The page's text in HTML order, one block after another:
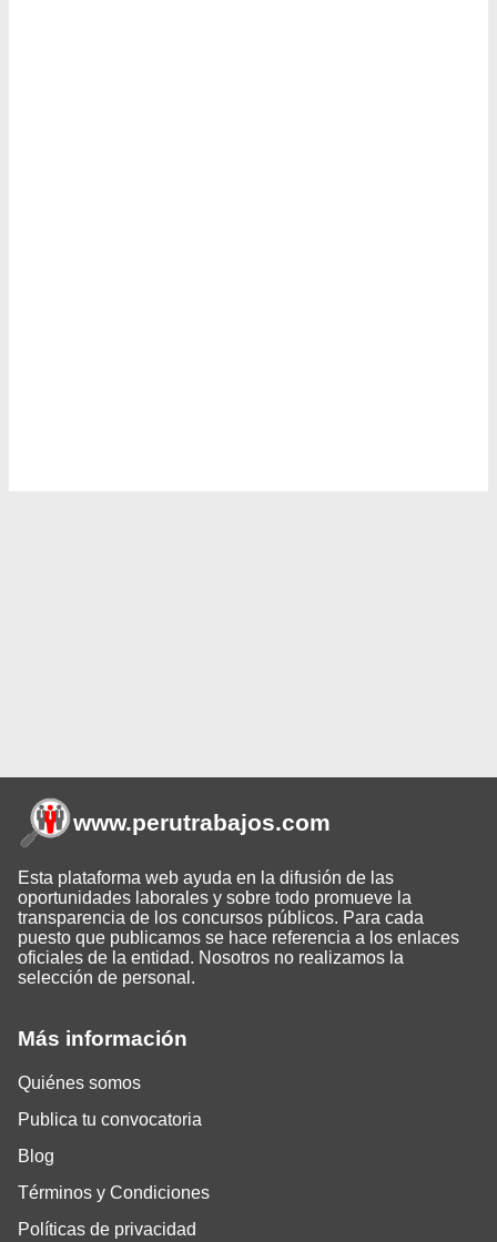
Más información
Quiénes somos
Publica tu convocatoria
Blog
Términos y Condiciones
Políticas de privacidad
www.perutrabajos.com
Esta plataforma web ayuda en la difusión de las
oportunidades laborales y sobre todo promueve la
transparencia de los concursos públicos. Para cada
puesto que publicamos se hace referencia a los enlaces
oficiales de la entidad. Nosotros no realizamos la
selección de personal.